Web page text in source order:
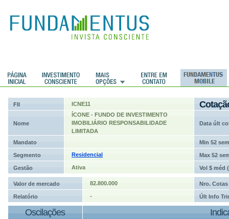
FII ICNE11
Nome
ÍCONE - FUNDO DE INVESTIMENTO
IMOBILIÁRIO RESPONSABILIDADE
LIMITADA
Data últ
Mandato Min 52 sem
Segmento Residencial Max 52
Gestão Ativa Vol $ méd
Valor de mercado 82.800.000 Nro. Cotas
Relatório - Últ Info
Oscilações